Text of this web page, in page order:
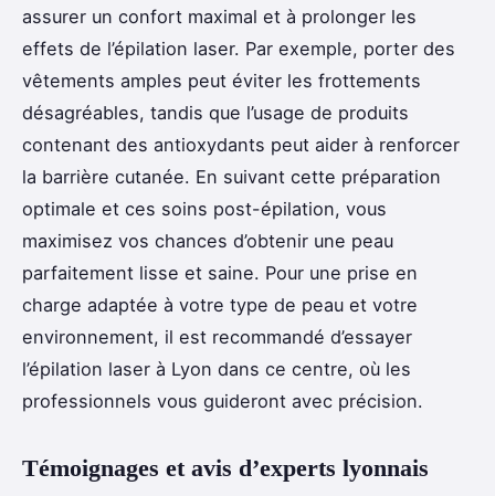
assurer un confort maximal et à prolonger les
effets de l’épilation laser. Par exemple, porter des
vêtements amples peut éviter les frottements
désagréables, tandis que l’usage de produits
contenant des antioxydants peut aider à renforcer
la barrière cutanée. En suivant cette préparation
optimale et ces soins post-épilation, vous
maximisez vos chances d’obtenir une peau
parfaitement lisse et saine. Pour une prise en
charge adaptée à votre type de peau et votre
environnement, il est recommandé d’essayer
l’épilation laser à Lyon dans ce centre, où les
professionnels vous guideront avec précision.
Témoignages et avis d’experts lyonnais